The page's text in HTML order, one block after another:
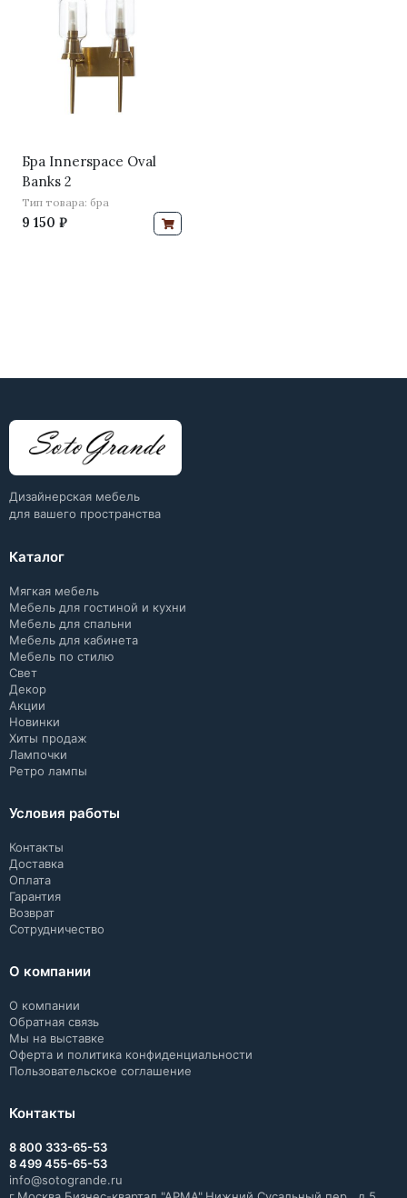
Бра Innerspace Oval
Banks 2
Тип товара: бра
9 150 ₽
Дизайнерская мебель
для вашего пространства
Каталог
Мягкая мебель
Мебель для гостиной и кухни
Мебель для спальни
Мебель для кабинета
Мебель по стилю
Свет
Декор
Акции
Новинки
Хиты продаж
Лампочки
Ретро лампы
Условия работы
Контакты
Доставка
Оплата
Гарантия
Возврат
Сотрудничество
О компании
О компании
Обратная связь
Мы на выставке
Оферта и политика конфиденциальности
Пользовательское соглашение
Контакты
8 800 333-65-53
8 499 455-65-53
info@sotogrande.ru